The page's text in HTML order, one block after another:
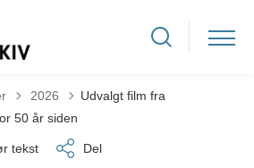
Tilbage til
2026
Udvalgt film fra
50 år siden
tekst Del